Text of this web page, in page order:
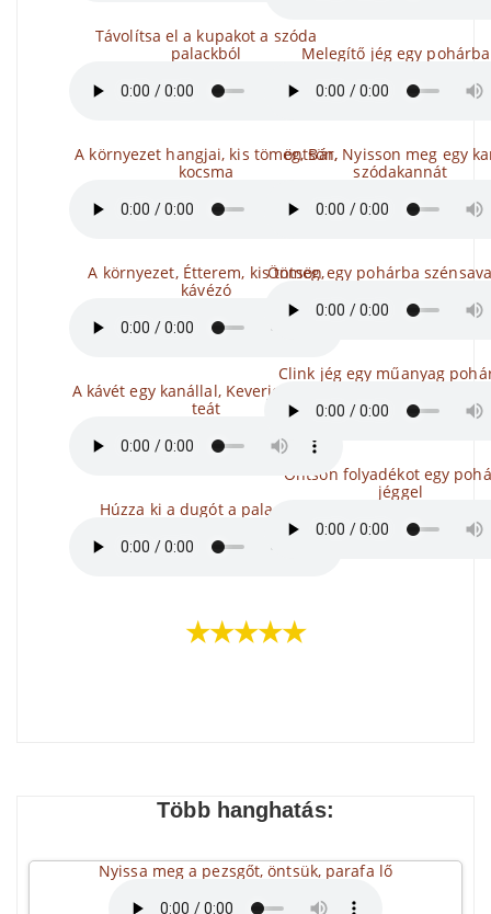
Távolítsa el a kupakot a szóda
palackból
A környezet hangjai, kis tömeg, Bár,
kocsma
A környezet, Étterem, kis tömeg,
kávézó
A kávét egy kanállal, Keverje össze a
teát
Húzza ki a dugót a palackból
Melegítő jég egy
öntsön, Nyisson meg egy
szódakannát
Öntsön egy pohárba
Clink jég egy műanyag
Öntsön folyadékot egy
jéggel
★★★★★
Több hanghatás:
Nyissa meg a pezsgőt, öntsük, parafa lő